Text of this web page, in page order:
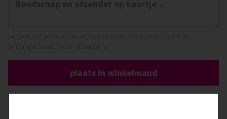
plaats in winkelmand
Check of we ook in uw buurt bezorgen